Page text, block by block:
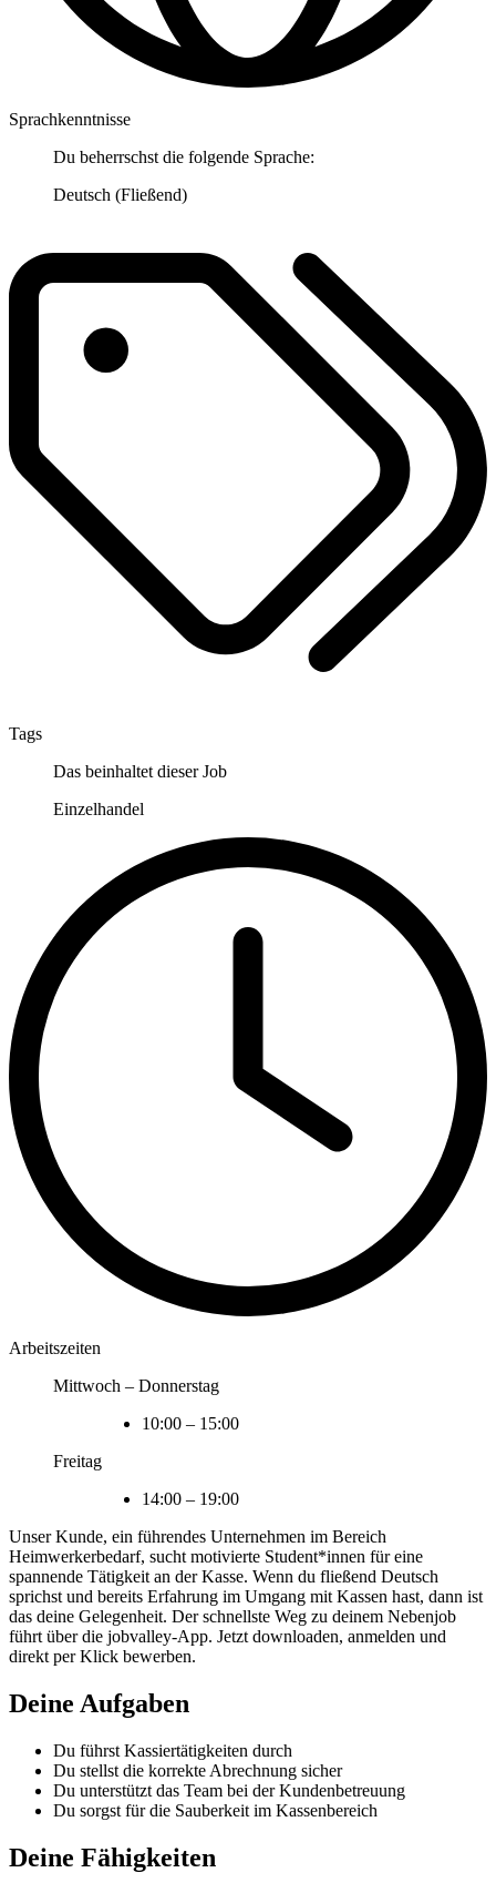
Sprachkenntnisse
Du beherrschst die folgende Sprache:
Deutsch (Fließend)
Tags
Das beinhaltet dieser Job
Einzelhandel
Arbeitszeiten
Mittwoch – Donnerstag
10:00 – 15:00
Freitag
14:00 – 19:00
Unser Kunde, ein führendes Unternehmen im Bereich
Heimwerkerbedarf, sucht motivierte Student*innen für eine
spannende Tätigkeit an der Kasse. Wenn du fließend Deutsch
sprichst und bereits Erfahrung im Umgang mit Kassen hast, dann ist
das deine Gelegenheit. Der schnellste Weg zu deinem Nebenjob
führt über die jobvalley-App. Jetzt downloaden, anmelden und
direkt per Klick bewerben.
Deine Aufgaben
Du führst Kassiertätigkeiten durch
Du stellst die korrekte Abrechnung sicher
Du unterstützt das Team bei der Kundenbetreuung
Du sorgst für die Sauberkeit im Kassenbereich
Deine Fähigkeiten